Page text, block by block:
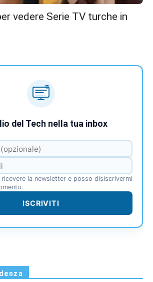
vedere Serie TV turche in
del Tech nella tua inbox
la newsletter e posso disiscrivermi
ISCRIVITI